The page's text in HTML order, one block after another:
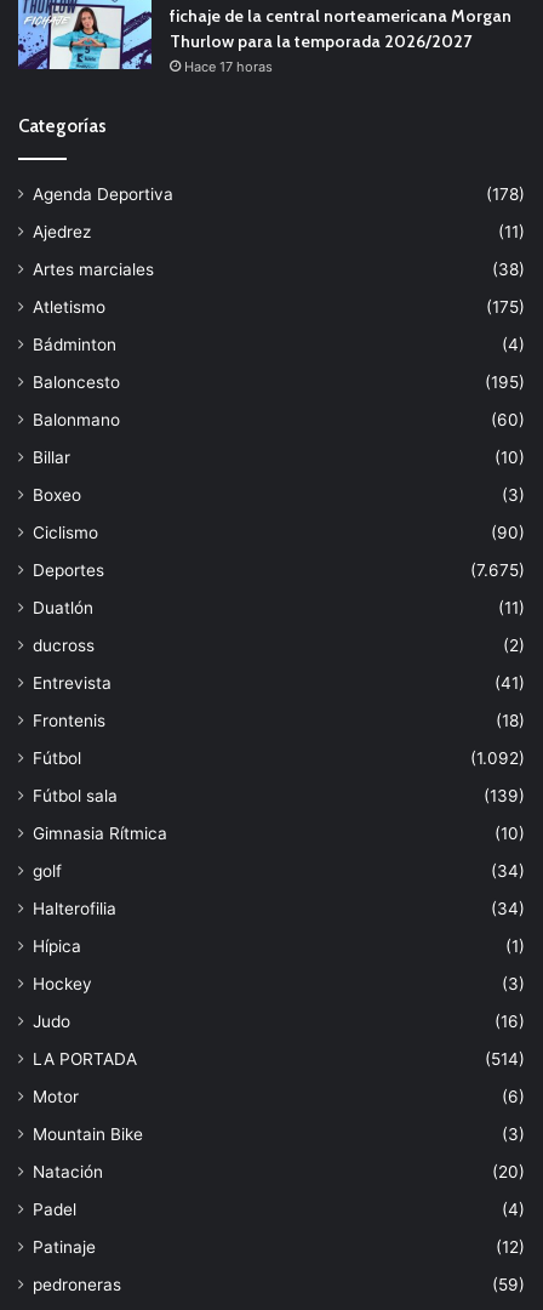
fichaje de la central norteamericana Morgan
Thurlow para la temporada 2026/2027
Hace 17 horas
Categorías
Agenda Deportiva
(178)
Ajedrez
(11)
Artes marciales
(38)
Atletismo
(175)
Bádminton
(4)
Baloncesto
(195)
Balonmano
(60)
Billar
(10)
Boxeo
(3)
Ciclismo
(90)
Deportes
(7.675)
Duatlón
(11)
ducross
(2)
Entrevista
(41)
Frontenis
(18)
Fútbol
(1.092)
Fútbol sala
(139)
Gimnasia Rítmica
(10)
golf
(34)
Halterofilia
(34)
Hípica
(1)
Hockey
(3)
Judo
(16)
LA PORTADA
(514)
Motor
(6)
Mountain Bike
(3)
Natación
(20)
Padel
(4)
Patinaje
(12)
pedroneras
(59)